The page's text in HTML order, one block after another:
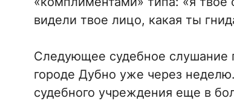
видели твое лицо, какая ты
Следующее судебное слушание
городе Дубно уже через
судебного учреждения еще в